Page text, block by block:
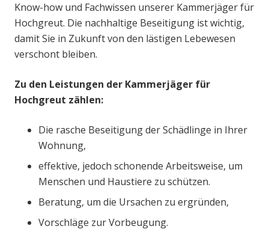
Know-how und Fachwissen unserer Kammerjäger für
Hochgreut. Die nachhaltige Beseitigung ist wichtig,
damit Sie in Zukunft von den lästigen Lebewesen
verschont bleiben.
Zu den Leistungen der Kammerjäger für
Hochgreut zählen:
Die rasche Beseitigung der Schädlinge in Ihrer
Wohnung,
effektive, jedoch schonende Arbeitsweise, um
Menschen und Haustiere zu schützen.
Beratung, um die Ursachen zu ergründen,
Vorschläge zur Vorbeugung.